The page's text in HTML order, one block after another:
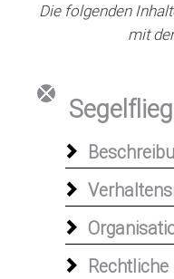
Die folgenden
mit